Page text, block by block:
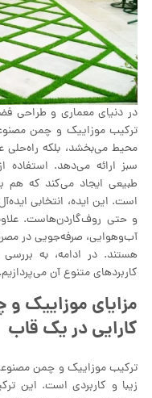
در دنیای معماری و طراحی
ترکیب موزاییک و چمن
محیط می‌بخشد، بلکه
سبز ارائه می‌دهد.
طبیعی ایجاد می‌کند که
است. این ایده، انتخابی
و حتی روف‌گاردن‌هاست.
آب‌وهوایی، صرفه‌جویی در
هستند. در ادامه، به
کاربردهای متنوع آن می‌پردازیم.
مزایای موزاییک
کارایی در یک قاب
ترکیب موزاییک و چمن
زیبا و کاربردی است. این